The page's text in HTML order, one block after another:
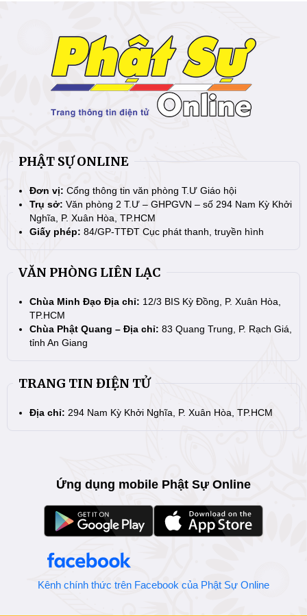
PHẬT SỰ ONLINE
Đơn vị: Cổng thông tin văn phòng T.Ư Giáo hội
Trụ sở: Văn phòng 2 T.Ư – GHPGVN – số 294 Nam Kỳ Khởi
Nghĩa, P. Xuân Hòa, TP.HCM
Giấy phép: 84/GP-TTĐT Cục phát thanh, truyền hình
VĂN PHÒNG LIÊN LẠC
Chùa Minh Đạo Địa chỉ: 12/3 BIS Kỳ Đồng, P. Xuân Hòa,
TP.HCM
Chùa Phật Quang – Địa chỉ: 83 Quang Trung, P. Rạch Giá,
tỉnh An Giang
TRANG TIN ĐIỆN TỬ
Địa chỉ: 294 Nam Kỳ Khởi Nghĩa, P. Xuân Hòa, TP.HCM
Ứng dụng mobile Phật Sự Online
Kênh chính thức trên Facebook của Phật Sự Online